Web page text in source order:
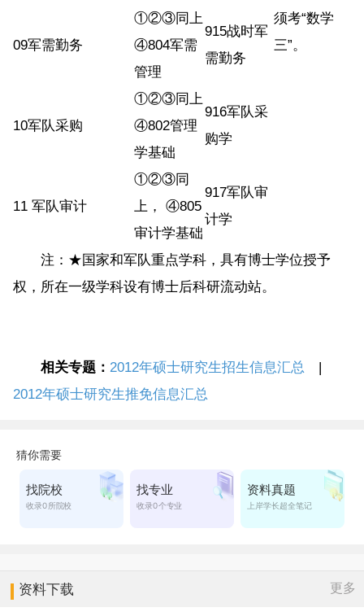
须考“数学
三”。
09军需勤务
①②③同上
④804军需
管理
915战时军
需勤务
10军队采购
①②③同上
④802管理
学基础
916军队采
购学
11 军队审计
①②③同
上， ④805
审计学基础
917军队审
计学
注：★国家和军队重点学科，具有博士学位授予
权，所在一级学科设有博士后科研流动站。
相关专题： 2012年硕士研究生招生信息汇总 |
2012年硕士研究生推免信息汇总
资料下载 更多